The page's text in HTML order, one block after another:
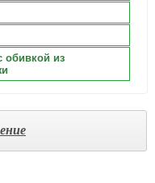
обивкой из